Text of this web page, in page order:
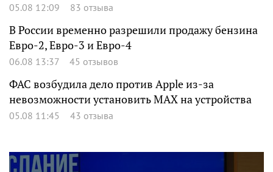
05.08 12:09 83 отзыва
В России временно разрешили продажу бензина
Евро-2, Евро-3 и Евро-4
06.08 13:37 45 отзывов
ФАС возбудила дело против Apple из-за
невозможности установить MAX на устройства
05.08 11:45 43 отзыва